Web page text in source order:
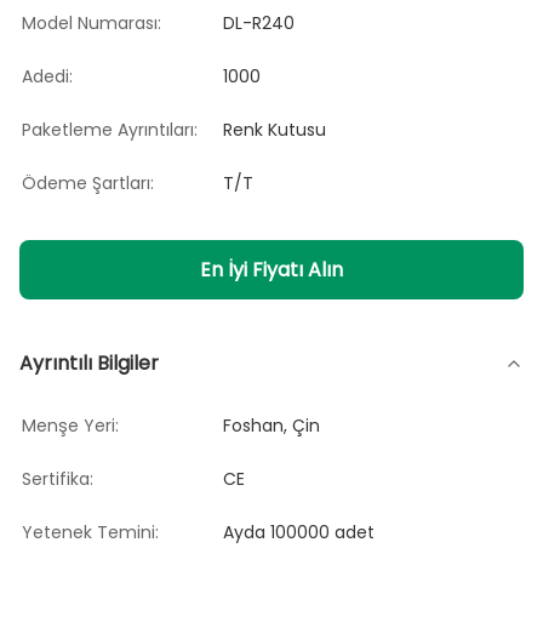
Model Numarası: DL-R240
Adedi: 1000
Paketleme Ayrıntıları: Renk Kutusu
Ödeme Şartları: T/T
En İyi Fiyatı Alın
Ayrıntılı Bilgiler
Menşe Yeri: Foshan, Çin
Sertifika: CE
Yetenek Temini: Ayda 100000 adet